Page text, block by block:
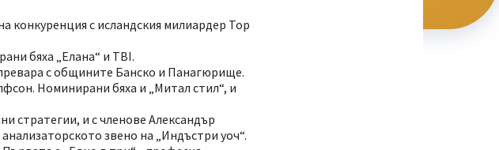
конкуренция с исландския милиардер Тор
бяха „Елана“ и TBI.
с общините Банско и Панагюрище.
Номинирани бяха и „Митал стил“, и
стратегии, и с членове Александър
звено на „Индъстри уоч“.